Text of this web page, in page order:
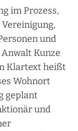
im Prozess,
Vereinigung,
und
Anwalt Kunze
Klartext heißt
Wohnort
geplant
und